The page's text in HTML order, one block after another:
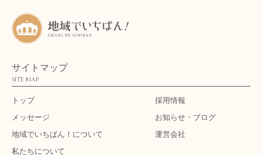
サイトマップ
SITE MAP
トップ
採用情報
メッセージ
お知らせ・ブログ
地域でいちばん！について
運営会社
私たちについて